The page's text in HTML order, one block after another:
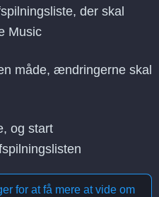
der skal
Music
måde, ændringerne skal
og start
for at få mere at vide om